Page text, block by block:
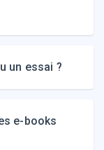
un essai ?
e-books